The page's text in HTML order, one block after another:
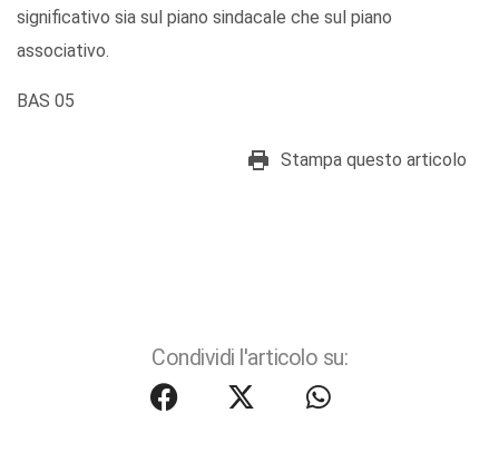
significativo sia sul piano sindacale che sul piano
associativo.
BAS 05
Stampa questo articolo
Condividi l'articolo su: